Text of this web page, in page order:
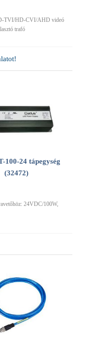
TVI/HD-CVI/AHD videó
trafó
100-24 tápegység
(32472)
24VDC/100W,